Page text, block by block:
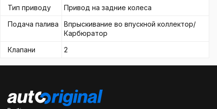
Тип приводу
Привод на задние колеса
Подача палива
Впрыскивание во впускной коллектор/
Карбюратор
Клапани
2